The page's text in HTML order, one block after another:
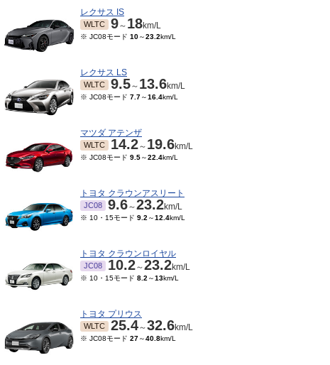
レクサス IS
WLTC 9～ 18km/L
※ JC08モード 10～23.2km/L
レクサス LS
WLTC 9.5～ 13.6km/L
※ JC08モード 7.7～16.4km/L
マツダ アテンザ
WLTC 14.2～ 19.6km/L
※ JC08モード 9.5～22.4km/L
トヨタ クラウンアスリート
JC08 9.6～23.2km/L
※ 10・15モード 9.2 ～12.4km/L
トヨタ クラウンロイヤル
JC08 10.2～23.2km/L
※ 10・15モード 8.2 ～13km/L
トヨタ プリウス
WLTC 25.4～32.6km/L
※ JC08モード 27～40.8km/L